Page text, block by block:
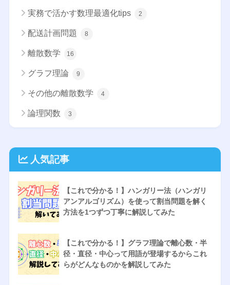
実務で活かす数理最適化tips 2
配送計画問題 8
離散数学 16
グラフ理論 9
その他の離散数学 4
論理関数 3
人気記事
【これで分かる！】ハンガリー法（ハンガリ
アンアルゴリズム）を使って割当問題を解く
方法を1つずつ丁寧に解説してみた
【これで分かる！】グラフ理論で離心数・半
径・直径・中心って用語が登場するからこれ
らがどんなものかを解説してみた